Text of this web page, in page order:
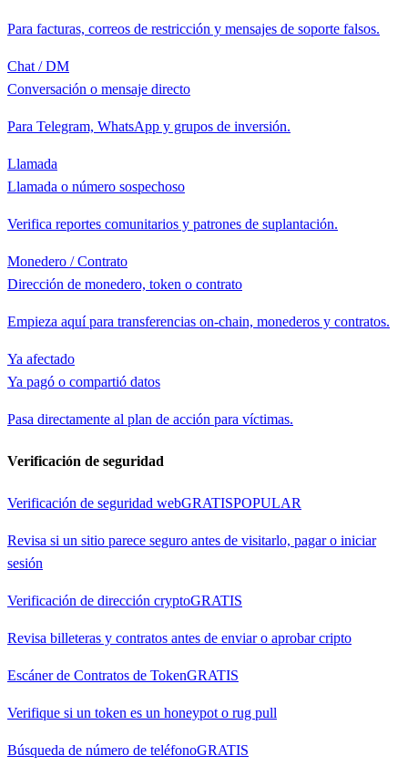
Para facturas, correos de restricción y mensajes de soporte falsos.
Chat / DM
Conversación o mensaje directo
Para Telegram, WhatsApp y grupos de inversión.
Llamada
Llamada o número sospechoso
Verifica reportes comunitarios y patrones de suplantación.
Monedero / Contrato
Dirección de monedero, token o contrato
Empieza aquí para transferencias on-chain, monederos y contratos.
Ya afectado
Ya pagó o compartió datos
Pasa directamente al plan de acción para víctimas.
Verificación de seguridad
Verificación de seguridad webGRATISPOPULAR
Revisa si un sitio parece seguro antes de visitarlo, pagar o iniciar
sesión
Verificación de dirección cryptoGRATIS
Revisa billeteras y contratos antes de enviar o aprobar cripto
Escáner de Contratos de TokenGRATIS
Verifique si un token es un honeypot o rug pull
Búsqueda de número de teléfonoGRATIS